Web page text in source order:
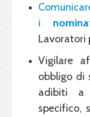
i
Lavoratori
Vigilare
obbligo di
adibiti a
specifico,